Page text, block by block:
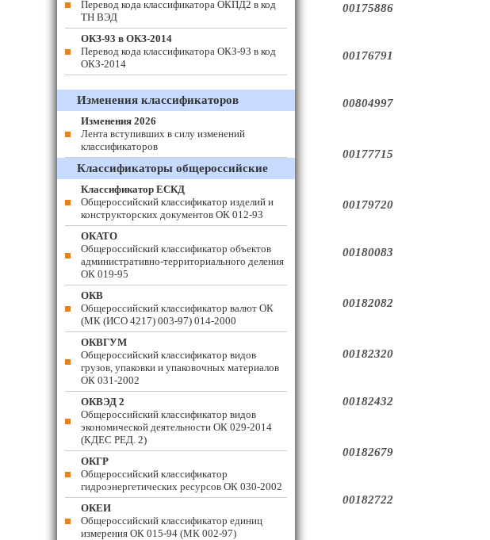
00175886
00176791
00804997
00177715
00179720
00180083
00182082
00182320
00182432
00182679
00182722
Перевод кода классификатора ОКПД2 в код
ТН ВЭД
ОКЗ-93 в ОКЗ-2014
Перевод кода классификатора ОКЗ-93 в код
ОКЗ-2014
Изменения классификаторов
Изменения 2026
Лента вступивших в силу изменений
классификаторов
Классификаторы общероссийские
Классификатор ЕСКД
Общероссийский классификатор изделий и
конструкторских документов ОК 012-93
ОКАТО
Общероссийский классификатор объектов
административно-территориального деления
ОК 019-95
ОКВ
Общероссийский классификатор валют ОК
(МК (ИСО 4217) 003-97) 014-2000
ОКВГУМ
Общероссийский классификатор видов
грузов, упаковки и упаковочных материалов
ОК 031-2002
ОКВЭД 2
Общероссийский классификатор видов
экономической деятельности ОК 029-2014
(КДЕС РЕД. 2)
ОКГР
Общероссийский классификатор
гидроэнергетических ресурсов ОК 030-2002
ОКЕИ
Общероссийский классификатор единиц
измерения ОК 015-94 (МК 002-97)